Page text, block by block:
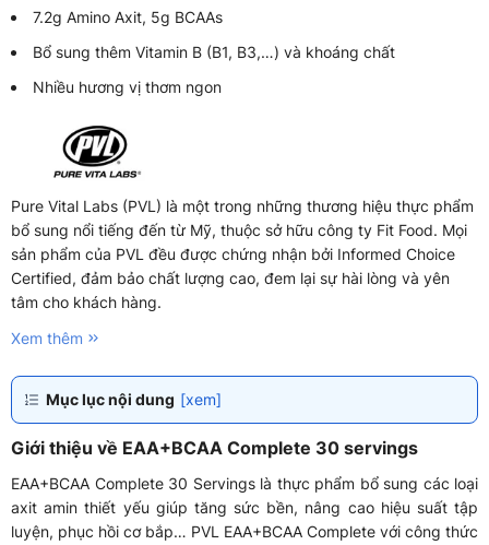
7.2g Amino Axit, 5g BCAAs
Bổ sung thêm Vitamin B (B1, B3,…) và khoáng chất
Nhiều hương vị thơm ngon
Pure Vital Labs (PVL) là một trong những thương hiệu thực phẩm
bổ sung nổi tiếng đến từ Mỹ, thuộc sở hữu công ty Fit Food. Mọi
sản phẩm của PVL đều được chứng nhận bởi Informed Choice
Certified, đảm bảo chất lượng cao, đem lại sự hài lòng và yên
tâm cho khách hàng.
Xem thêm
Mục lục nội dung [xem]
Giới thiệu về EAA+BCAA Complete 30 servings
EAA+BCAA Complete 30 Servings là thực phẩm bổ sung các loại
axit amin thiết yếu giúp tăng sức bền, nâng cao hiệu suất tập
luyện, phục hồi cơ bắp… PVL EAA+BCAA Complete với công thức